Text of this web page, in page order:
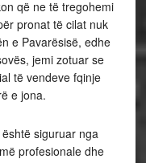
që ne të tregohemi
pronat të cilat nuk
e Pavarësisë, edhe
jemi zotuar se
të vendeve fqinje
e jona.
siguruar nga
profesionale dhe